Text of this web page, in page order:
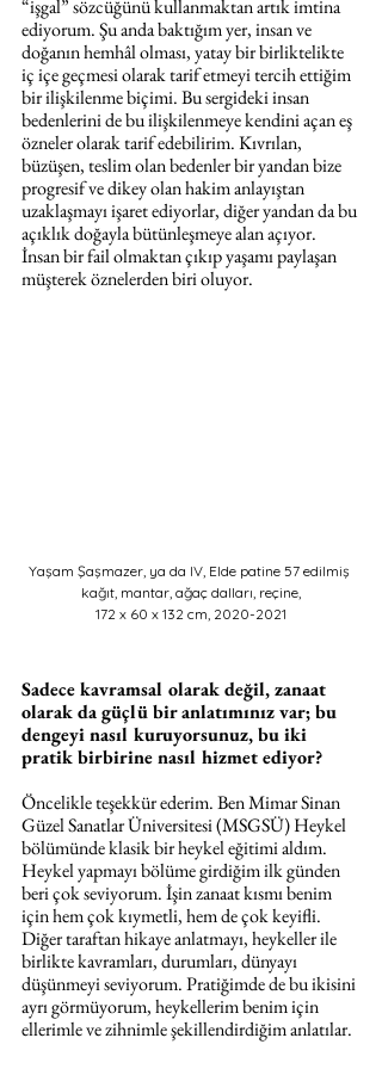
“işgal” sözcüğünü kullanmaktan artık imtina
ediyorum. Şu anda baktığım yer, insan ve
doğanın hemhâl olması, yatay bir birliktelikte
iç içe geçmesi olarak tarif etmeyi tercih ettiğim
bir ilişkilenme biçimi. Bu sergideki insan
bedenlerini de bu ilişkilenmeye kendini açan eş
özneler olarak tarif edebilirim. Kıvrılan,
büzüşen, teslim olan bedenler bir yandan bize
progresif ve dikey olan hakim anlayıştan
uzaklaşmayı işaret ediyorlar, diğer yandan da bu
açıklık doğayla bütünleşmeye alan açıyor.
İnsan bir fail olmaktan çıkıp yaşamı paylaşan
müşterek öznelerden biri oluyor.
Yaşam Şaşmazer, ya da IV, Elde patine 57 edilmiş
kağıt, mantar, ağaç dalları, reçine,
172 x 60 x 132 cm, 2020-2021
Sadece kavramsal olarak değil, zanaat
olarak da güçlü bir anlatımınız var; bu
dengeyi nasıl kuruyorsunuz, bu iki
pratik birbirine nasıl hizmet ediyor?
Öncelikle teşekkür ederim. Ben Mimar Sinan
Güzel Sanatlar Üniversitesi (MSGSÜ) Heykel
bölümünde klasik bir heykel eğitimi aldım.
Heykel yapmayı bölüme girdiğim ilk günden
beri çok seviyorum. İşin zanaat kısmı benim
için hem çok kıymetli, hem de çok keyifli.
Diğer taraftan hikaye anlatmayı, heykeller ile
birlikte kavramları, durumları, dünyayı
düşünmeyi seviyorum. Pratiğimde de bu ikisini
ayrı görmüyorum, heykellerim benim için
ellerimle ve zihnimle şekillendirdiğim anlatılar.